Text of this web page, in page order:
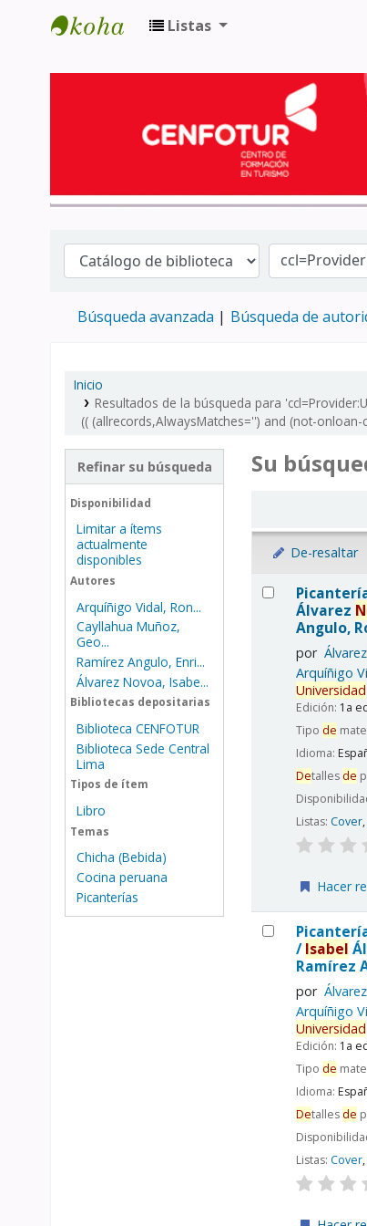
Listas
Búsqueda avanzada Búsqueda de
Inicio
Resultados de la búsqueda para
(( (allrecords,AlwaysMatches='') and (not-
Refinar su búsqueda
Disponibilidad
Limitar a ítems
actualmente
disponibles
Autores
Arquíñigo Vidal, Ron...
Cayllahua Muñoz,
Geo...
Ramírez Angulo, Enri...
Álvarez Novoa, Isabe...
Bibliotecas depositarias
Biblioteca CENFOTUR
Biblioteca Sede Central
Lima
Tipos de ítem
Libro
Temas
Chicha (Bebida)
Cocina peruana
Picanterías
Su
De-resaltar
Resultados
Álvarez
Angulo,
por Álvarez
Arquíñigo
Universidad
Edición: 1a
Tipo de
Idioma:
Detalles de
Listas: Cover
Hacer
/Isabel
Ramírez
por Álvarez
Arquíñigo
Universidad
Edición: 1a
Tipo de
Idioma:
Detalles de
Listas: Cover